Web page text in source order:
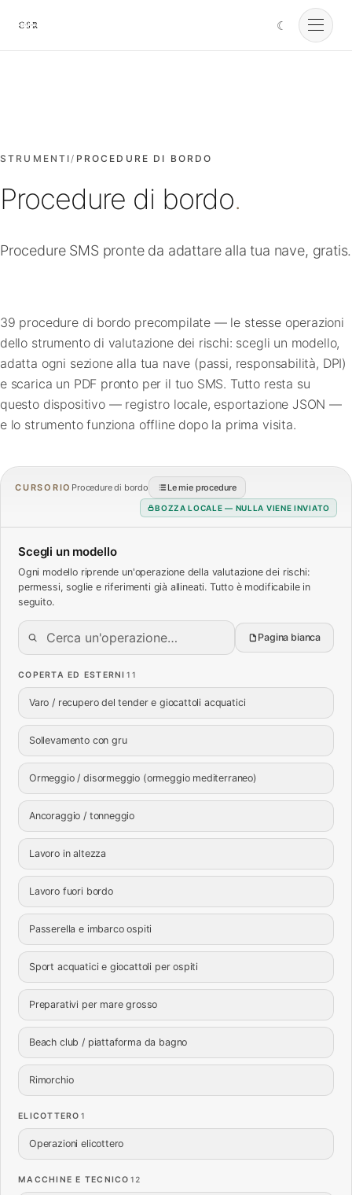
Cursorio
☾
Cursorio Manager
Strumenti
Insights
Chi siamo
FAQ
Contatti
STRUMENTI/ PROCEDURE DI BORDO
Procedure di bordo.
Procedure SMS pronte da adattare alla tua nave, gratis.
39 procedure di bordo precompilate — le stesse operazioni
dello strumento di valutazione dei rischi: scegli un modello,
adatta ogni sezione alla tua nave (passi, responsabilità, DPI)
e scarica un PDF pronto per il tuo SMS. Tutto resta su
questo dispositivo — registro locale, esportazione JSON —
e lo strumento funziona offline dopo la prima visita.
CURSORIO Procedure di bordo Le mie procedure
BOZZA LOCALE — NULLA VIENE INVIATO
Scegli un modello
Ogni modello riprende un'operazione della valutazione dei rischi:
permessi, soglie e riferimenti già allineati. Tutto è modificabile in
seguito.
Pagina bianca
COPERTA ED ESTERNI 11
Varo / recupero del tender e giocattoli acquatici
Sollevamento con gru
Ormeggio / disormeggio (ormeggio mediterraneo)
Ancoraggio / tonneggio
Lavoro in altezza
Lavoro fuori bordo
Passerella e imbarco ospiti
Sport acquatici e giocattoli per ospiti
Preparativi per mare grosso
Beach club / piattaforma da bagno
Rimorchio
ELICOTTERO 1
Operazioni elicottero
MACCHINE E TECNICO 12